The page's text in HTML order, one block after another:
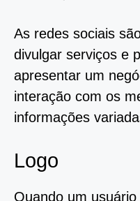
As redes sociais
divulgar serviços e
apresentar um
interação com os
informações
Logo
Quando um